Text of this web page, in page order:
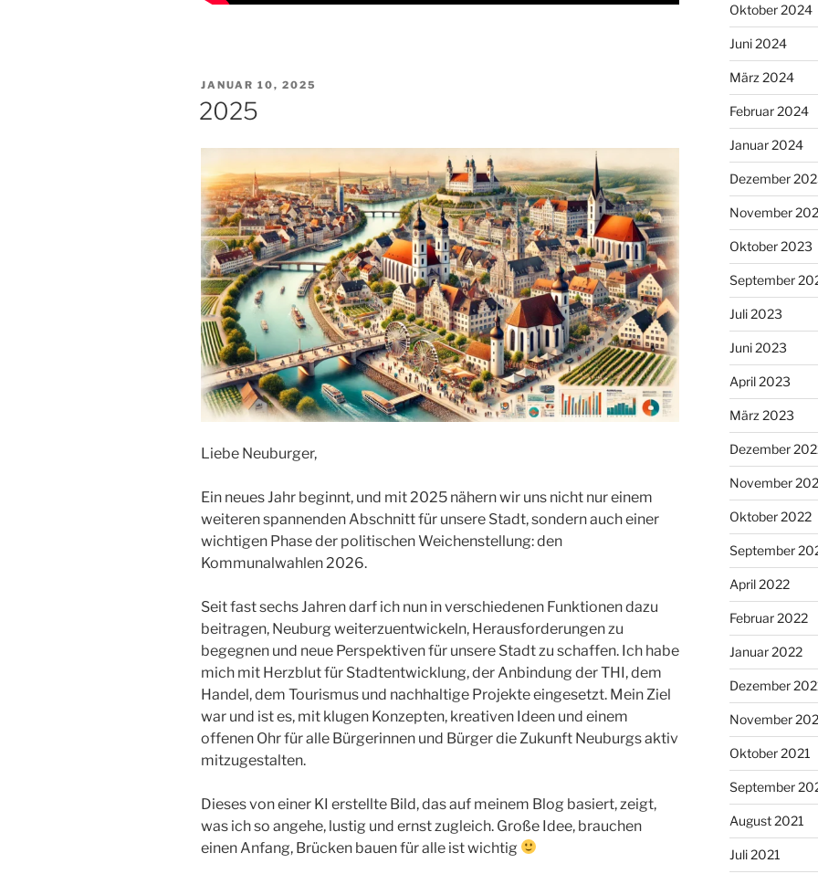
VERÖFFENTLICHT
AM
JANUAR 10, 2025
2025
Liebe Neuburger,
Ein neues Jahr beginnt, und mit 2025 nähern wir uns nicht nur einem
weiteren spannenden Abschnitt für unsere Stadt, sondern auch einer
wichtigen Phase der politischen Weichenstellung: den
Kommunalwahlen 2026.
Seit fast sechs Jahren darf ich nun in verschiedenen Funktionen dazu
beitragen, Neuburg weiterzuentwickeln, Herausforderungen zu
begegnen und neue Perspektiven für unsere Stadt zu schaffen. Ich habe
mich mit Herzblut für Stadtentwicklung, der Anbindung der THI, dem
Handel, dem Tourismus und nachhaltige Projekte eingesetzt. Mein Ziel
war und ist es, mit klugen Konzepten, kreativen Ideen und einem
offenen Ohr für alle Bürgerinnen und Bürger die Zukunft Neuburgs aktiv
mitzugestalten.
Dieses von einer KI erstellte Bild, das auf meinem Blog basiert, zeigt,
was ich so angehe, lustig und ernst zugleich. Große Idee, brauchen
einen Anfang, Brücken bauen für alle ist wichtig
Oktober 2024
Juni 2024
März 2024
Februar 2024
Januar 2024
Dezember
November
Oktober 2023
September
Juli 2023
Juni 2023
April 2023
März 2023
Dezember
November
Oktober 2022
September
April 2022
Februar 2022
Januar 2022
Dezember
November
Oktober 2021
September
August 2021
Juli 2021